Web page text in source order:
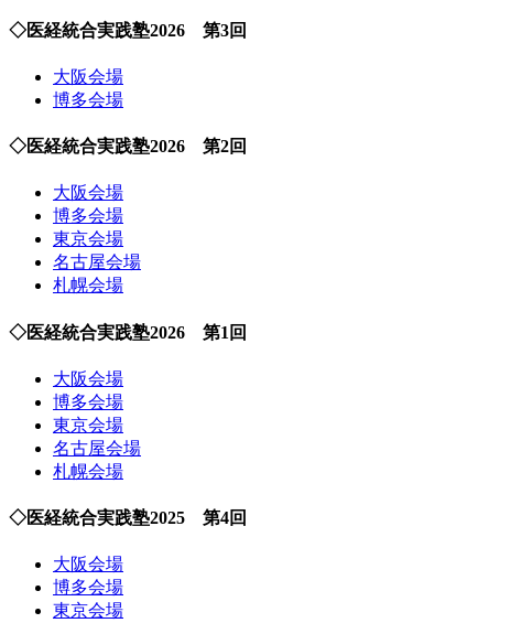
◇医経統合実践塾2026 第3回
大阪会場
博多会場
◇医経統合実践塾2026 第2回
大阪会場
博多会場
東京会場
名古屋会場
札幌会場
◇医経統合実践塾2026 第1回
大阪会場
博多会場
東京会場
名古屋会場
札幌会場
◇医経統合実践塾2025 第4回
大阪会場
博多会場
東京会場